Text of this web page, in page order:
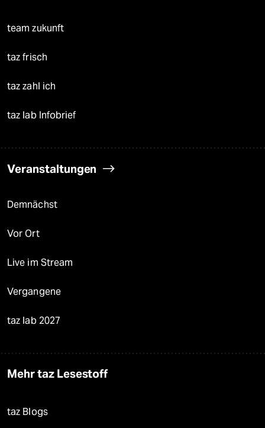
team zukunft
taz frisch
taz zahl ich
taz lab Infobrief
Veranstaltungen
Demnächst
Vor Ort
Live im Stream
Vergangene
taz lab 2027
Mehr taz Lesestoff
taz Blogs